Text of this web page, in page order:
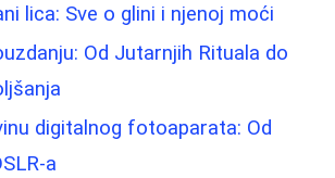
lica: Sve o glini i njenoj moći
Od Jutarnjih Rituala do
digitalnog fotoaparata: Od
a